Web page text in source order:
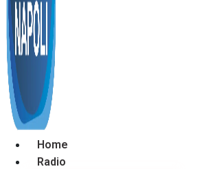
Home
Radio